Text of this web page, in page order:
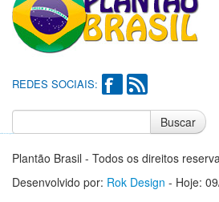
REDES SOCIAIS:
Buscar
Plantão Brasil - Todos os direitos
Desenvolvido por: Rok Design - Hoje: